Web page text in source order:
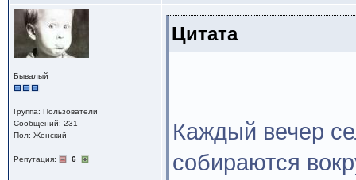
Бывалый
Группа: Пользователи
Сообщений: 231
Пол: Женский
Репутация: 6
Цитата
Каждый вечер
собираются